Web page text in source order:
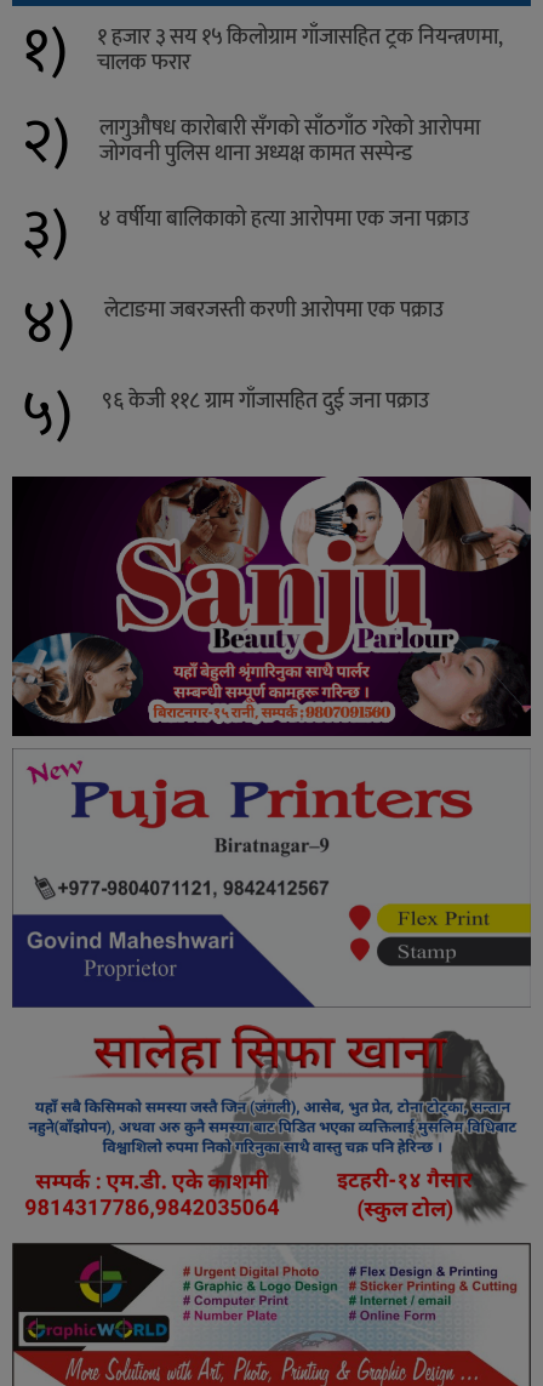
१) १ हजार ३ सय १५ किलोग्राम गाँजासहित ट्रक नियन्त्रणमा,
चालक फरार
२) लागुऔषध कारोबारी सँगको साँठगाँठ गरेको आरोपमा
जोगवनी पुलिस थाना अध्यक्ष कामत सस्पेन्ड
३) ४ वर्षीया बालिकाको हत्या आरोपमा एक जना पक्राउ
४) लेटाङमा जबरजस्ती करणी आरोपमा एक पक्राउ
५) ९६ केजी ११८ ग्राम गाँजासहित दुई जना पक्राउ